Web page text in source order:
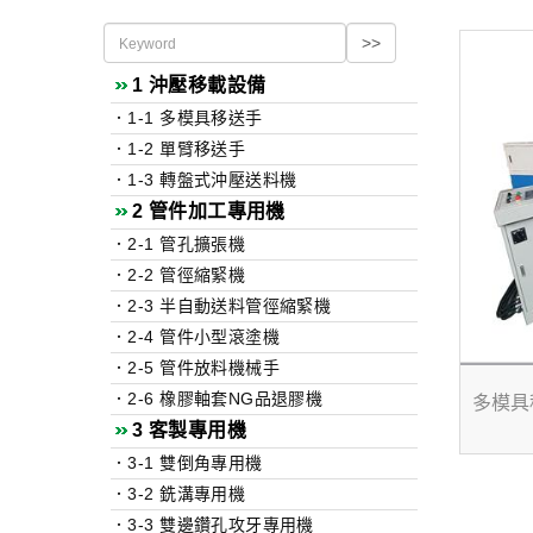
1 沖壓移載設備
． 1-1 多模具移送手
． 1-2 單臂移送手
． 1-3 轉盤式沖壓送料機
2 管件加工專用機
． 2-1 管孔擴張機
． 2-2 管徑縮緊機
． 2-3 半自動送料管徑縮緊機
． 2-4 管件小型滾塗機
． 2-5 管件放料機械手
． 2-6 橡膠軸套NG品退膠機
3 客製專用機
．3-1 雙倒角專用機
．3-2 銑溝專用機
．3-3 雙邊鑽孔攻牙專用機
多模